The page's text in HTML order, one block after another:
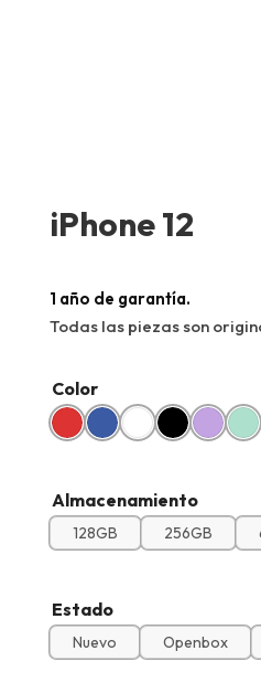
iPhone 12
1 año de garantía.
Todas las piezas son
Color
Almacenamiento
128GB 256GB
Estado
Nuevo Openbox